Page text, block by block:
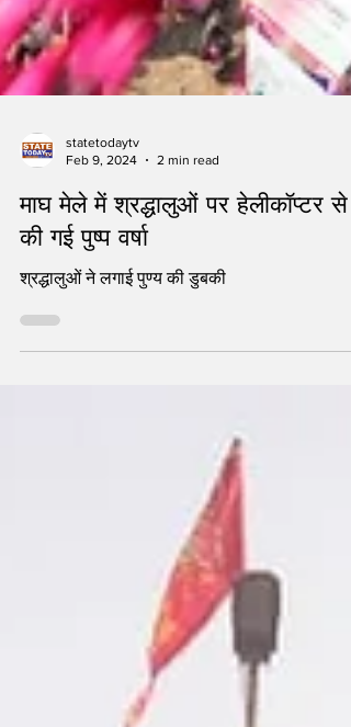
Feb 9, 2024
2 min read
माघ मेले में श्रद्धालुओं पर हेलीकॉप्टर से
की गई पुष्प वर्षा
श्रद्धालुओं ने लगाई पुण्य की डुबकी